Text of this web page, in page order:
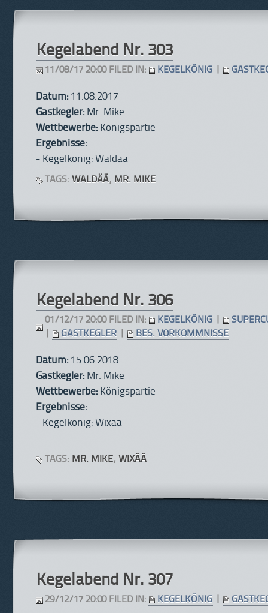
Kegelabend Nr. 303
11/08/17 20:00 FILED IN: KEGELKÖNIG
Datum: 11.08.2017
Gastkegler:Mr. Mike
Wettbewerbe:Königspartie
Ergebnisse:
- Kegelkönig: Waldää
TAGS: WALDÄÄ, MR. MIKE
Kegelabend Nr. 306
01/12/17 20:00 FILED IN: KEGELKÖNIG
GASTKEGLER BES. VORKOMMNISSE
Datum: 15.06.2018
Gastkegler:Mr. Mike
Wettbewerbe:Königspartie
Ergebnisse:
- Kegelkönig: Wixää
TAGS: MR. MIKE, WIXÄÄ
Kegelabend Nr. 307
29/12/17 20:00 FILED IN: KEGELKÖNIG